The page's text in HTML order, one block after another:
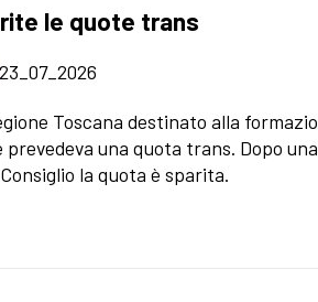
le quote trans
23_07_2026
Toscana destinato alla
una quota trans. Dopo una
la quota è sparita.